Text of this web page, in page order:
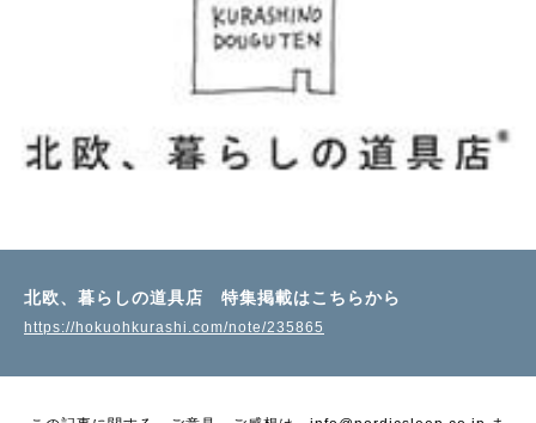
北欧、暮らしの道具店 特集掲載はこちらから
https://hokuohkurashi.com/note/235865